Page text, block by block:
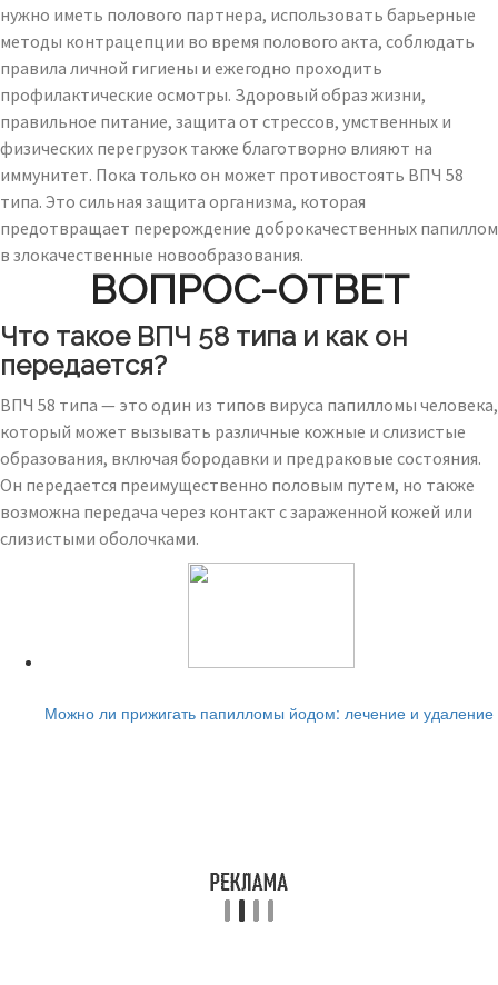
нужно иметь полового партнера, использовать барьерные
методы контрацепции во время полового акта, соблюдать
правила личной гигиены и ежегодно проходить
профилактические осмотры. Здоровый образ жизни,
правильное питание, защита от стрессов, умственных и
физических перегрузок также благотворно влияют на
иммунитет. Пока только он может противостоять ВПЧ 58
типа. Это сильная защита организма, которая
предотвращает перерождение доброкачественных папиллом
в злокачественные новообразования.
ВОПРОС-ОТВЕТ
Что такое ВПЧ 58 типа и как он
передается?
ВПЧ 58 типа — это один из типов вируса папилломы человека,
который может вызывать различные кожные и слизистые
образования, включая бородавки и предраковые состояния.
Он передается преимущественно половым путем, но также
возможна передача через контакт с зараженной кожей или
слизистыми оболочками.
Можно ли прижигать папилломы йодом: лечение и удаление